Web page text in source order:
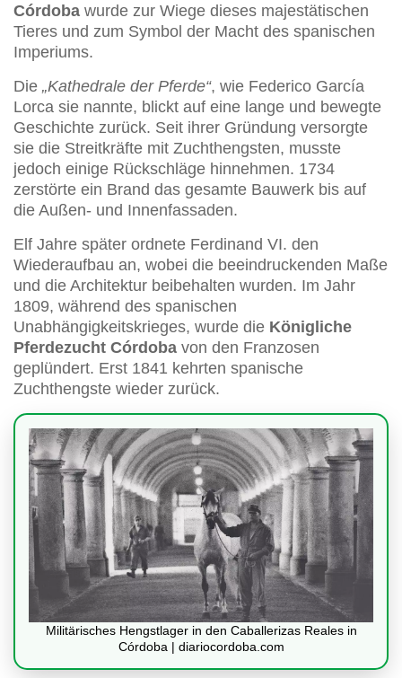
Córdoba wurde zur Wiege dieses majestätischen
Tieres und zum Symbol der Macht des spanischen
Imperiums.
Die „Kathedrale der Pferde“, wie Federico García
Lorca sie nannte, blickt auf eine lange und bewegte
Geschichte zurück. Seit ihrer Gründung versorgte
sie die Streitkräfte mit Zuchthengsten, musste
jedoch einige Rückschläge hinnehmen. 1734
zerstörte ein Brand das gesamte Bauwerk bis auf
die Außen- und Innenfassaden.
Elf Jahre später ordnete Ferdinand VI. den
Wiederaufbau an, wobei die beeindruckenden Maße
und die Architektur beibehalten wurden. Im Jahr
1809, während des spanischen
Unabhängigkeitskrieges, wurde die Königliche
Pferdezucht Córdoba von den Franzosen
geplündert. Erst 1841 kehrten spanische
Zuchthengste wieder zurück.
Militärisches Hengstlager in den Caballerizas Reales in
Córdoba | diariocordoba.com